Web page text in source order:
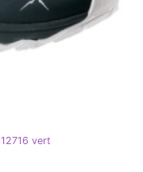
vert